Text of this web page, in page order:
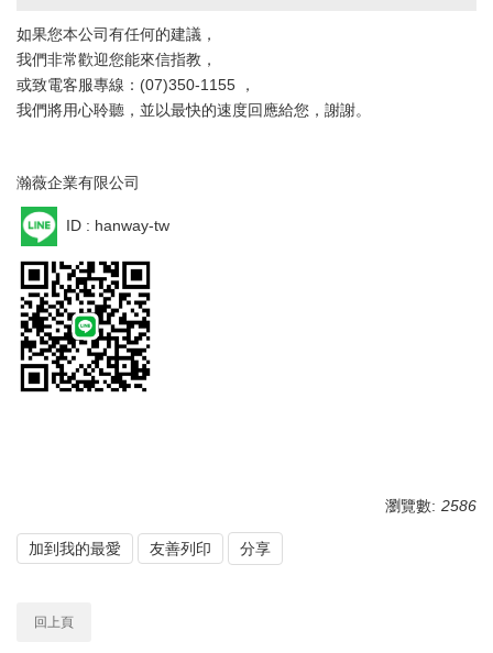
如果您本公司有任何的建議，
我們非常歡迎您能來信指教，
或致電客服專線：(07)350-1155 ，
我們將用心聆聽，並以最快的速度回應給您，謝謝。
瀚薇企業有限公司
ID : hanway-tw
瀏覽數: 2586
加到我的最愛 友善列印 分享
回上頁